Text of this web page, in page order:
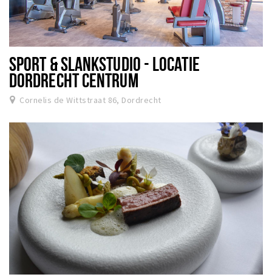
SPORT & SLANKSTUDIO - LOCATIE
DORDRECHT CENTRUM
Cornelis de Wittstraat 86, Dordrecht